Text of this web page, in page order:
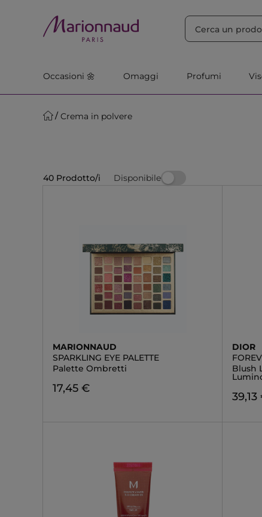
Occasioni 🌼 Omaggi Profumi
Crema in polvere
40 Prodotto/i Disponibile
MARIONNAUD
SPARKLING EYE PALETTE
Palette Ombretti
17,45 €
DIOR
Blush
39,13